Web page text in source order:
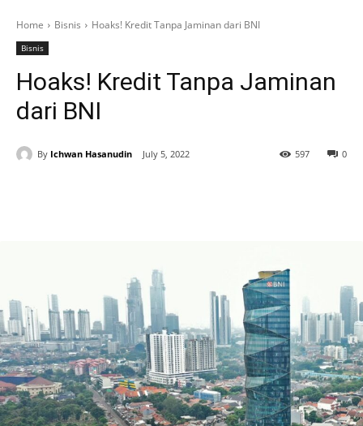
Home Bisnis Hoaks! Kredit Tanpa Jaminan dari BNI
Bisnis
Hoaks! Kredit Tanpa Jaminan
dari BNI
By Ichwan Hasanudin July 5, 2022 0
597